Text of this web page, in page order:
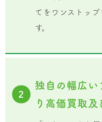
てをワンストッ
す。
2
独自の幅広い
り高価買取及